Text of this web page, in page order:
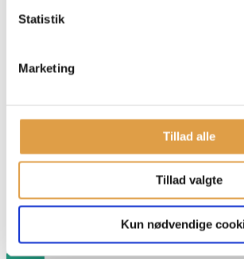
Statistik
Marketing
Tillad alle
Tillad valgte
Kun nødvendige
Schleich
Sylvanian Families
Voksi